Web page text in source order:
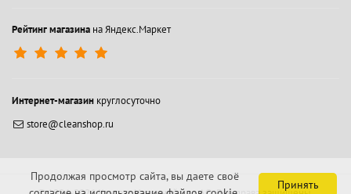
Рейтинг магазина на Яндекс.Маркет
Интернет-магазин круглосуточно
store@cleanshop.ru
Принять
Продолжая просмотр сайта, вы даете своё